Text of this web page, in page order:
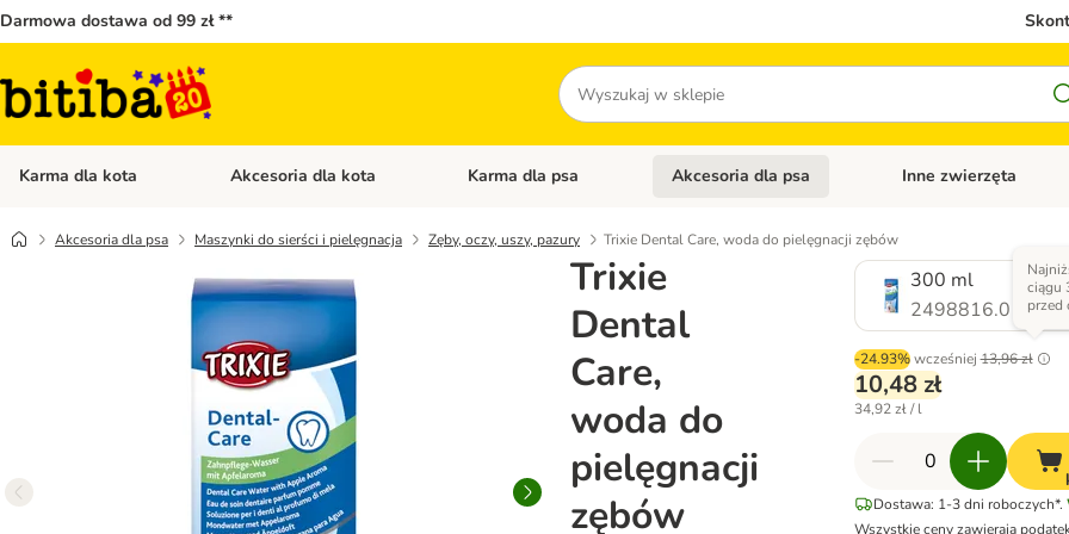
Darmowa dostawa od 99 zł **
Szukaj
Karma dla kota Otwórz menu kategorii: Karma dla kota
Akcesoria dla kota Otwórz menu kategorii: Akcesoria dla kota
Karma dla psa Otwórz menu kategorii: Karma dla psa
Akcesoria dla psa Otwórz menu kategorii:
Inne zwierzęta
Akcesoria dla psa Maszynki do sierści i pielęgnacja Zęby, oczy, uszy, pazury Trixie Dental Care, woda do pielęgnacji zębów
Trixie
Dental
Care,
woda do
pielęgnacji
zębów
300 ml
2498816.0
-24.93% wcześniej 13,96 zł
ciągu
przed
10,48 zł
34,92 zł / l
Dostawa: 1-3 dni roboczych*.
Wszystkie ceny zawierają